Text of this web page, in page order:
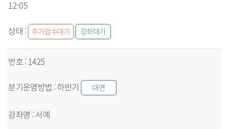
12-05
추가접수대기 강좌대기
1425
하반기 대면
서예